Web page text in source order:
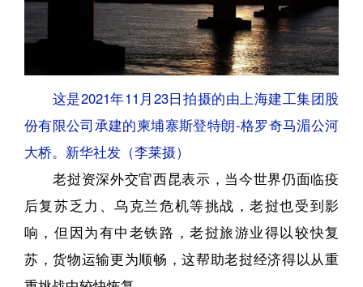
这是2021年11月23日拍摄的由上海建工集团股
份有限公司承建的柬埔寨斯登特朗-格罗奇马湄公河
大桥。新华社发（李莱摄）
老挝资深外交官西昆表示，当今世界仍面临疫
后复苏乏力、乌克兰危机等挑战，老挝也受到影
响，但因为有中老铁路，老挝旅游业得以较快复
苏，货物运输更为顺畅，这帮助老挝经济得以从重